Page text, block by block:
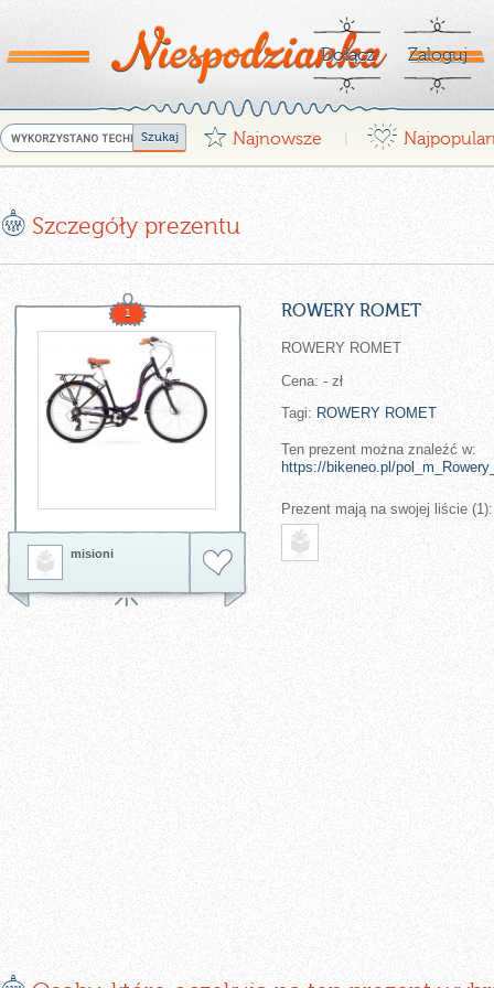
Dołącz Zaloguj
G Najnowsze ¤
E Szczegóły prezentu
1
misioni
ROWERY ROMET
ROWERY ROMET
Cena: - zł
Tagi: ROWERY ROMET
Ten prezent można znaleźć w:
https://bikeneo.pl/
Prezent mają na swojej liście (1):